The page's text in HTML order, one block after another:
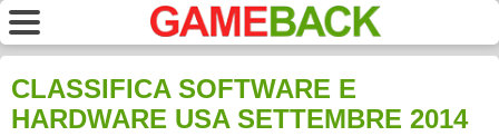
CLASSIFICA SOFTWARE E
HARDWARE USA SETTEMBRE 2014